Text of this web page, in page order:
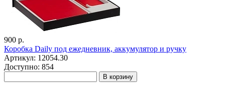
900 р.
Коробка Daily под ежедневник, аккумулятор и ручку
Артикул: 12054.30
Доступно: 854
В корзину